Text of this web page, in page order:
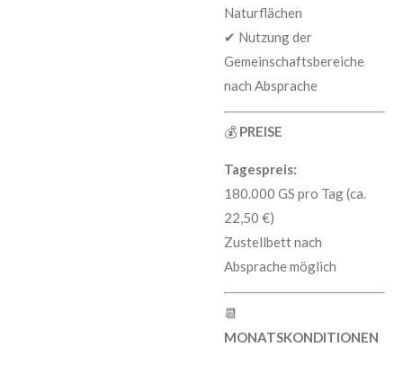
Naturflächen
✔ Nutzung der
Gemeinschaftsbereiche
nach Absprache
💰 PREISE
Tagespreis:
180.000 GS pro Tag (ca.
22,50 €)
Zustellbett nach
Absprache möglich
📆
MONATSKONDITIONEN